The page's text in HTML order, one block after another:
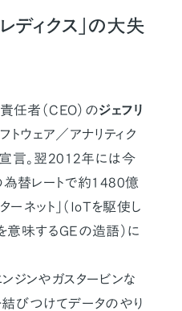
ディクス」の大失
者（CEO）のジェフリ
トウェア／アナリティク
宣言。翌2012年には今
替レートで約1480億
ーネット」（IoTを駆使し
意味するGEの造語）に
ジンやガスタービンな
びつけてデータのやり